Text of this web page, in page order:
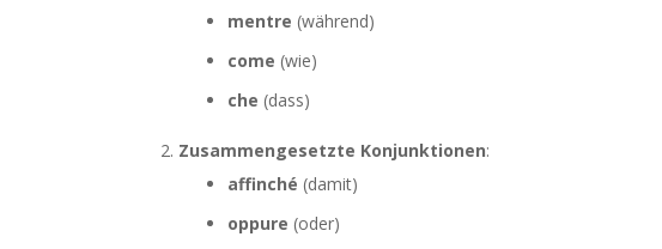
mentre (während)
come (wie)
che (dass)
Zusammengesetzte Konjunktionen:
affinché (damit)
oppure (oder)